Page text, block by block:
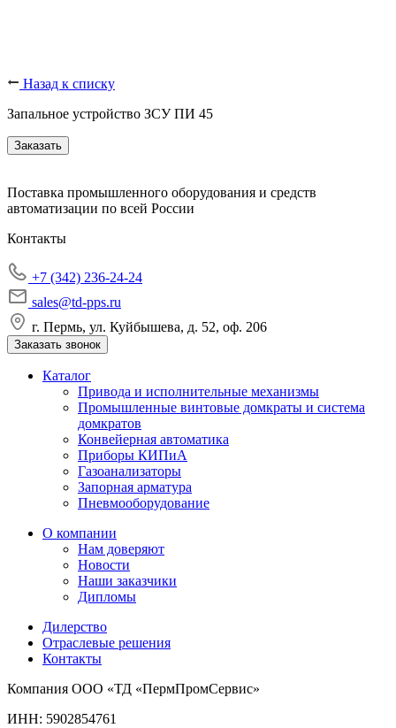
Назад к списку
Запальное устройство ЗСУ ПИ 45
Заказать
Поставка промышленного оборудования и средств
автоматизации по всей России
Контакты
+7 (342) 236-24-24
sales@td-pps.ru
г. Пермь, ул. Куйбышева, д. 52, оф. 206
Заказать звонок
Каталог
Привода и исполнительные механизмы
Промышленные винтовые домкраты и система
домкратов
Конвейерная автоматика
Приборы КИПиА
Газоанализаторы
Запорная арматура
Пневмооборудование
О компании
Нам доверяют
Новости
Наши заказчики
Дипломы
Дилерство
Отраслевые решения
Контакты
Компания ООО «ТД «ПермПромСервис»
ИНН: 5902854761